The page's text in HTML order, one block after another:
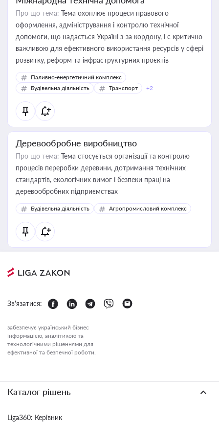
Про що тема: Тема охоплює процеси правового
оформлення, адміністрування і контролю технічної
допомоги, що надається Україні з-за кордону, і є критично
важливою для ефективного використання ресурсів у сфері
розвитку, реформ та інфраструктурних проєктів
Паливно-енергетичний комплекс
Будівельна діяльність
Транспорт +2
Деревообробне виробництво
Про що тема: Тема стосується організації та контролю
процесів переробки деревини, дотримання технічних
стандартів, екологічних вимог і безпеки праці на
деревообробних підприємствах
Будівельна діяльність Агропромисловий комплекс
Зв'язатися:
забезпечує український бізнес
інформацією, аналітикою та
технологічними рішеннями для
ефективної та безпечної роботи.
Каталог рішень
Liga360: Керівник